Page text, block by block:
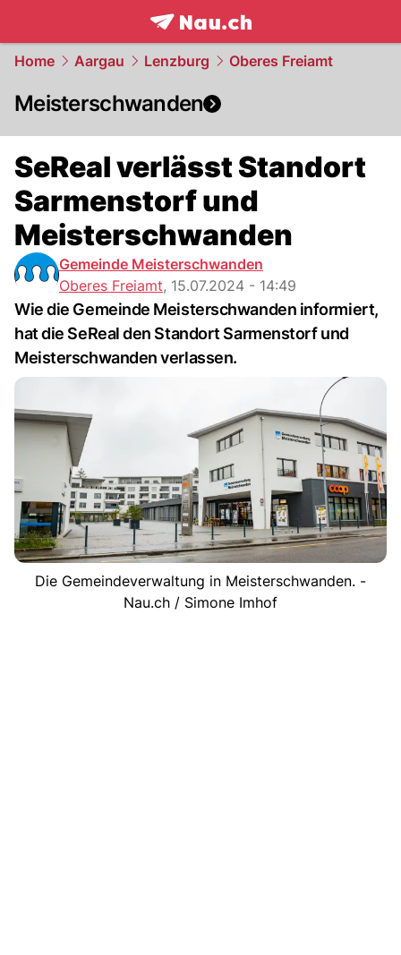
frontpage.NAU.ch
Home Aargau Lenzburg Oberes Freiamt
Meisterschwanden
SeReal verlässt Standort
Sarmenstorf und
Meisterschwanden
Gemeinde Meisterschwanden
Oberes Freiamt, 15.07.2024 - 14:49
Wie die Gemeinde Meisterschwanden informiert,
hat die SeReal den Standort Sarmenstorf und
Meisterschwanden verlassen.
Die Gemeindeverwaltung in Meisterschwanden. -
Nau.ch / Simone Imhof